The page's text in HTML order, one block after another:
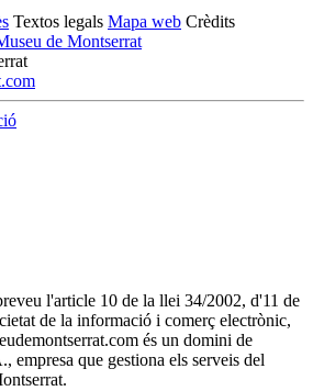
Textos legals Mapa web Crèdits
de Montserrat
l'article 10 de la llei 34/2002, d'11 de
de la informació i comerç electrònic,
és un domini de
que gestiona els serveis del